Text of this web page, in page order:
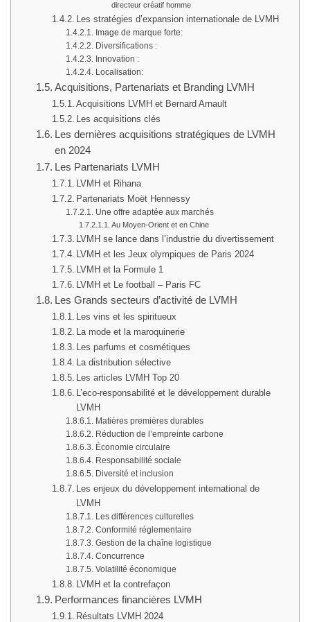
directeur créatif homme
Les stratégies d’expansion internationale de LVMH
Image de marque forte:
Diversifications :
Innovation :
Localisation:
Acquisitions, Partenariats et Branding LVMH
Acquisitions LVMH et Bernard Arnault
Les acquisitions clés
Les dernières acquisitions stratégiques de LVMH
en 2024
Les Partenariats LVMH
LVMH et Rihana
Partenariats Moët Hennessy
Une offre adaptée aux marchés
Au Moyen-Orient et en Chine
LVMH se lance dans l’industrie du divertissement
LVMH et les Jeux olympiques de Paris 2024
LVMH et la Formule 1
LVMH et Le football – Paris FC
Les Grands secteurs d’activité de LVMH
Les vins et les spiritueux
La mode et la maroquinerie
Les parfums et cosmétiques
La distribution sélective
Les articles LVMH Top 20
L’eco-responsabilité et le développement durable
LVMH
Matières premières durables
Réduction de l’empreinte carbone
Économie circulaire
Responsabilité sociale
Diversité et inclusion
Les enjeux du développement international de
LVMH
Les différences culturelles
Conformité réglementaire
Gestion de la chaîne logistique
Concurrence
Volatilité économique
LVMH et la contrefaçon
Performances financières LVMH
Résultats LVMH 2024